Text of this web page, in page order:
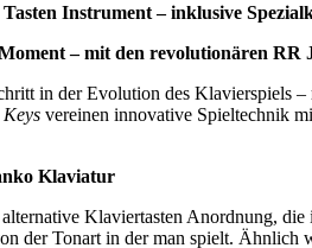
Instrument – inklusive
– mit den revolutionären RR
in der Evolution des Klavierspiels –
vereinen innovative Spieltechnik
Klaviatur
Klaviertasten Anordnung,
der Tonart in der man spielt.